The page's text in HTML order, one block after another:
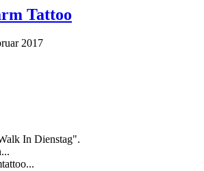
Tattoo
2017
In Dienstag".